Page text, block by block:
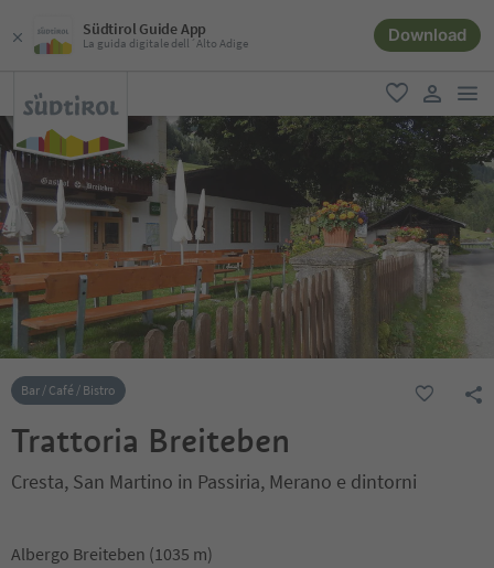
Südtirol Guide App
La guida digitale dell´Alto Adige Download
favoriti
user link
Bar / Café / Bistro
Trattoria Breiteben
Cresta, San Martino in Passiria, Merano e dintorni
Albergo Breiteben (1035 m)